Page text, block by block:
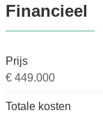
Financieel
Prijs
€ 449.000
Totale kosten